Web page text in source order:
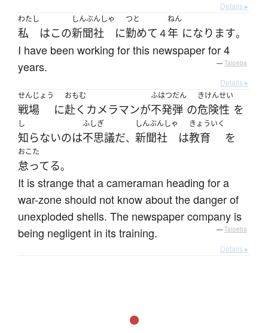
Details ▸
わたし
私 はこの
しんぶんしゃ
新聞社 に
つと
勤めて ４
ねん
年 になります。
I have been working for this newspaper for 4
years.
— Tatoeba
Details ▸
せんじょう
戦場 に
おもむ
赴く カメラマンが
ふはつだん
不発弾 の
きけんせい
危険性 を
し
知らないのは
ふしぎ
不思議だ、
しんぶんしゃ
新聞社 は
きょういく
教育 を
おこた
怠ってる。
It is strange that a cameraman heading for a
war-zone should not know about the danger of
unexploded shells. The newspaper company is
being negligent in its training.
— Tatoeba
Details ▸